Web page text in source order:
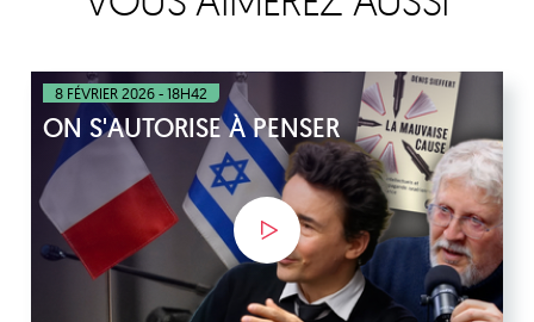
8 FÉVRIER 2026 - 18H42
ON S'AUTORISE À PENSER